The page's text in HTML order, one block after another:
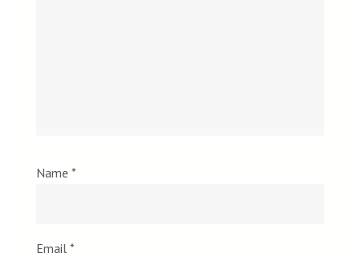
Name *
Email *